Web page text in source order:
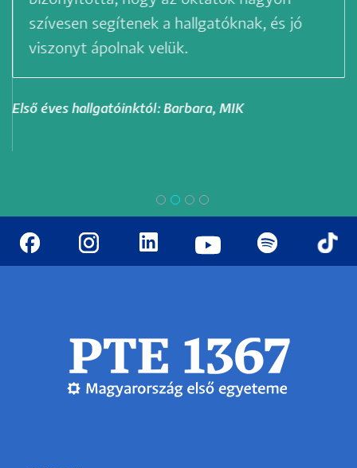
szívesen segítenek a hallgatóknak, és jó
viszonyt ápolnak velük.
Első éves hallgatóinktól: Barbara, MIK